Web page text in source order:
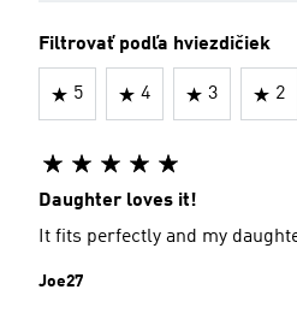
Filtrovať podľa hviezdičiek
5 4 3 2
Daughter loves it!
It fits perfectly and my
Joe27